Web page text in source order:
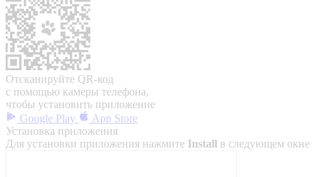
Отсканируйте QR-код
с помощью камеры телефона,
чтобы установить приложение
Google Play
App Store
Установка приложения
Для установки приложения нажмите Install в следующем окне